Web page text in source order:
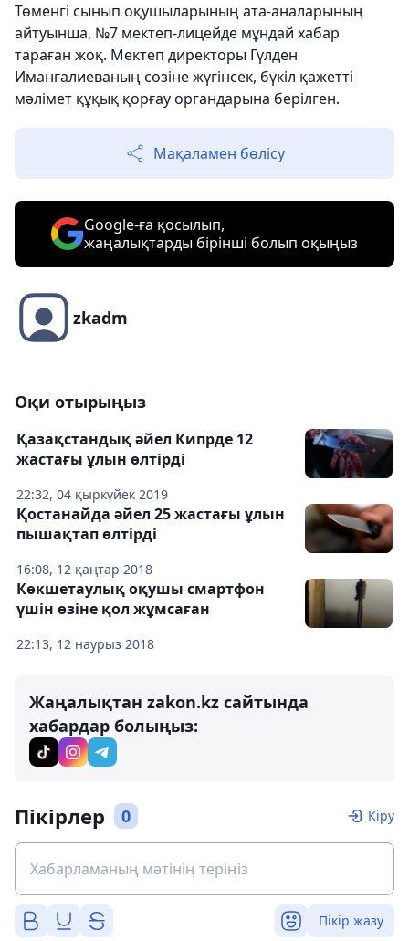
Төменгі сынып оқушыларының ата-аналарының
айтуынша, №7 мектеп-лицейде мұндай хабар
тараған жоқ. Мектеп директоры Гүлден
Иманғалиеваның сөзіне жүгінсек, бүкіл қажетті
мәлімет құқық қорғау органдарына берілген.
Мақаламен бөлісу
Google-ға қосылып,
жаңалықтарды бірінші болып оқыңыз
zkadm
Оқи отырыңыз
22:32, 04 қыркүйек 2019
Қазақстандық әйел Кипрде 12
жастағы ұлын өлтірді
16:08, 12 қаңтар 2018
Қостанайда әйел 25 жастағы ұлын
пышақтап өлтірді
22:13, 12 наурыз 2018
Көкшетаулық оқушы смартфон
үшін өзіне қол жұмсаған
Жаңалықтан zakon.kz сайтында
хабардар болыңыз:
Пікірлер 0 Кіру
Пікір жазу